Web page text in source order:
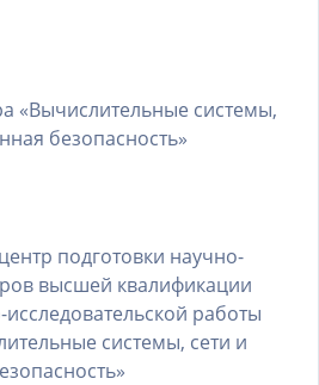
«Вычислительные системы,
безопасность»
подготовки научно-
высшей квалификации
работы
системы, сети и